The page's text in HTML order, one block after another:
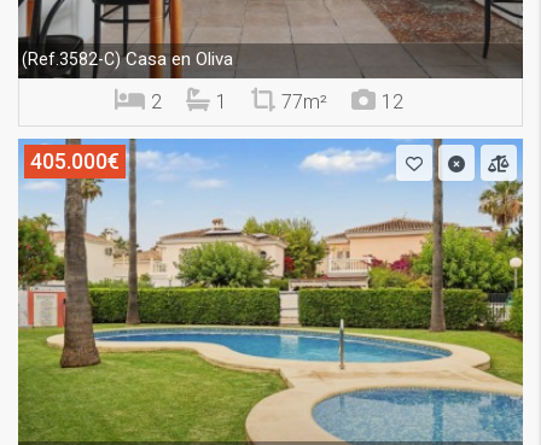
(Ref.3582-C)Casa en Oliva
2 1 77m² 12
405.000€